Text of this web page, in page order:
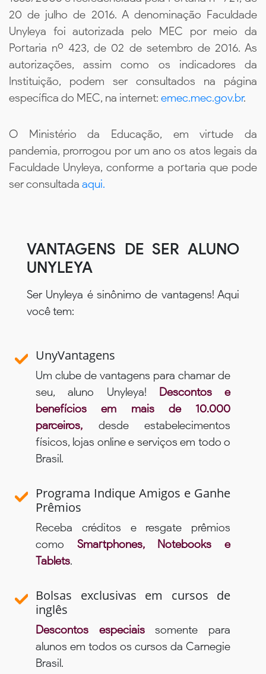
20 de julho de 2016. A denominação Faculdade
Unyleya foi autorizada pelo MEC por meio da
Portaria nº 423, de 02 de setembro de 2016. As
autorizações, assim como os indicadores da
Instituição, podem ser consultados na página
específica do MEC, na internet: emec.mec.gov.br.
O Ministério da Educação, em virtude da
pandemia, prorrogou por um ano os atos legais da
Faculdade Unyleya, conforme a portaria que pode
ser consultada aqui.
VANTAGENS DE SER ALUNO
UNYLEYA
Ser Unyleya é sinônimo de vantagens! Aqui
você tem:
UnyVantagens
Um clube de vantagens para chamar de
seu, aluno Unyleya! Descontos e
benefícios em mais de 10.000
parceiros, desde estabelecimentos
físicos, lojas online e serviços em todo o
Brasil.
Programa Indique Amigos e Ganhe
Prêmios
Receba créditos e resgate prêmios
como Smartphones, Notebooks e
Tablets.
Bolsas exclusivas em cursos de
inglês
Descontos especiaissomente para
alunos em todos os cursos da Carnegie
Brasil.